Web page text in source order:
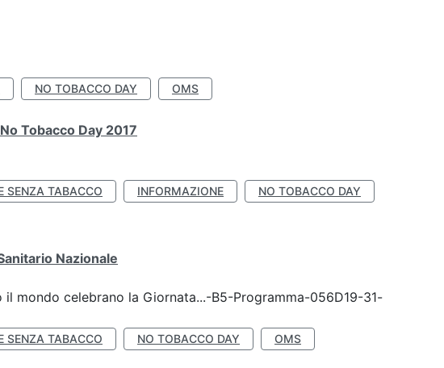
NO TOBACCO DAY OMS
Tobacco Day 2017
SENZA TABACCO INFORMAZIONE
NO TOBACCO DAY
Nazionale
il mondo celebrano la Giornata...-B5-Programma-056D19-31-
SENZA TABACCO NO TOBACCO DAY OMS